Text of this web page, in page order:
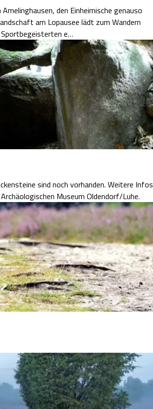
den Einheimische genauso
Sportbegeisterten e…
sind noch vorhanden. Weitere Infos
Museum Oldendorf/Luhe.